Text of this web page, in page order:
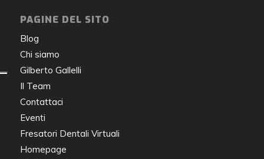
PAGINE DEL SITO
Blog
Chi siamo
Gilberto Gallelli
Il Team
Contattaci
Eventi
Fresatori Dentali Virtuali
Homepage